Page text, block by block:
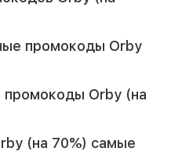
промокоды Orby
промокоды Orby (на
(на 70%) самые